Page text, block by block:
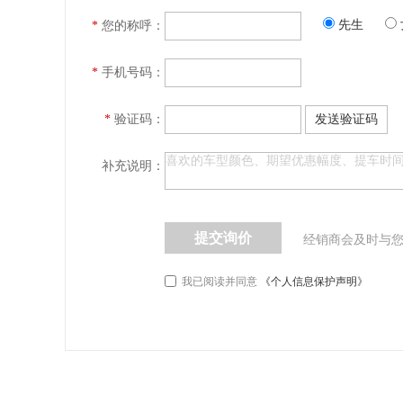
* 您的称呼： 先生
* 手机号码：
* 验证码： 发送验证码
补充说明：
提交询价 经销商会及时与
我已阅读并同意 《个人信息保护声明》